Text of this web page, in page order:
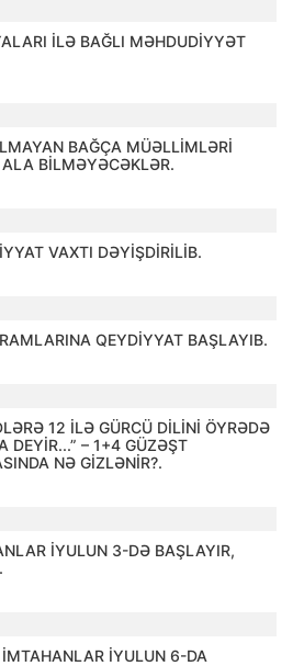
İLƏ BAĞLI MƏHDUDİYYƏT
BAĞÇA MÜƏLLİMLƏRİ
ALA BİLMƏYƏCƏKLƏR.
VAXTI DƏYİŞDİRİLİB.
QEYDİYYAT BAŞLAYIB.
12 İLƏ GÜRCÜ DİLİNİ ÖYRƏDƏ
DEYİR...” – 1+4 GÜZƏŞT
NƏ GİZLƏNİR?.
İYULUN 3-DƏ BAŞLAYIR,
İYULUN 6-DA